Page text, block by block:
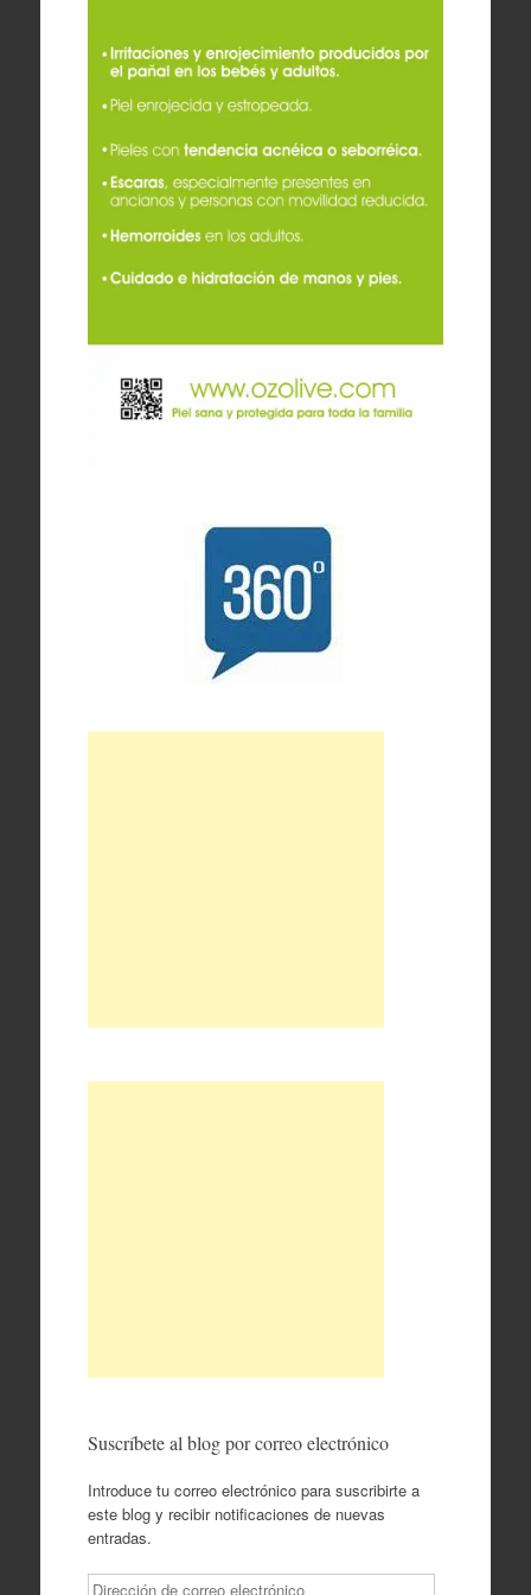
Suscríbete al blog por correo electrónico
Introduce tu correo electrónico para suscribirte a
este blog y recibir notificaciones de nuevas
entradas.
Dirección